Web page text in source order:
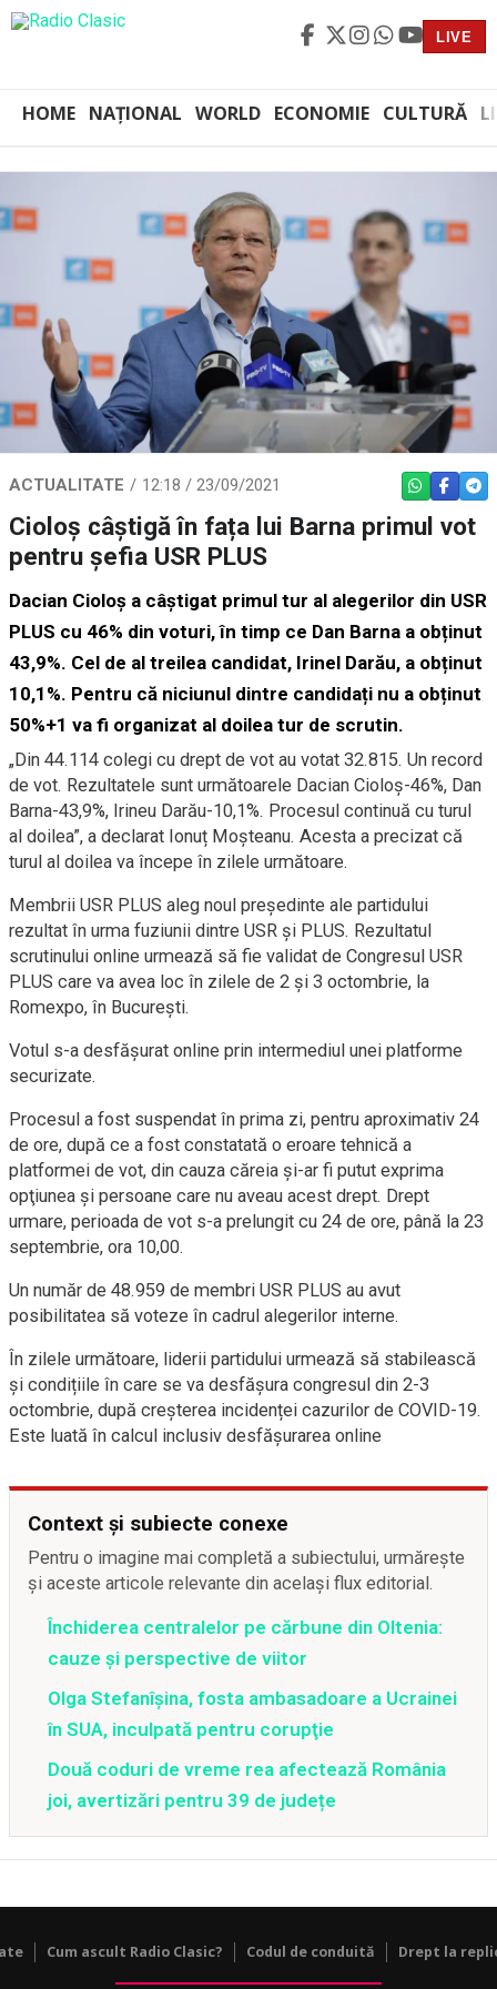
LIVE
HOME NAȚIONAL WORLD ECONOMIE CULTURĂ
ACTUALITATE 12:18 / 23/09/2021 WHATSAPP
Cioloș câștigă în fața lui Barna primul vot
pentru șefia USR PLUS
Dacian Cioloș a câștigat primul tur al alegerilor din USR
PLUS cu 46% din voturi, în timp ce Dan Barna a obținut
43,9%. Cel de al treilea candidat, Irinel Darău, a obținut
10,1%. Pentru că niciunul dintre candidați nu a obținut
50%+1 va fi organizat al doilea tur de scrutin.
„Din 44.114 colegi cu drept de vot au votat 32.815. Un record
de vot. Rezultatele sunt următoarele Dacian Cioloș-46%, Dan
Barna-43,9%, Irineu Darău-10,1%. Procesul continuă cu turul
al doilea”, a declarat Ionuț Moșteanu. Acesta a precizat că
turul al doilea va începe în zilele următoare.
Membrii USR PLUS aleg noul preşedinte ale partidului
rezultat în urma fuziunii dintre USR şi PLUS. Rezultatul
scrutinului online urmează să fie validat de Congresul USR
PLUS care va avea loc în zilele de 2 şi 3 octombrie, la
Romexpo, în Bucureşti.
Votul s-a desfăşurat online prin intermediul unei platforme
securizate.
Procesul a fost suspendat în prima zi, pentru aproximativ 24
de ore, după ce a fost constatată o eroare tehnică a
platformei de vot, din cauza căreia şi-ar fi putut exprima
opţiunea şi persoane care nu aveau acest drept. Drept
urmare, perioada de vot s-a prelungit cu 24 de ore, până la 23
septembrie, ora 10,00.
Un număr de 48.959 de membri USR PLUS au avut
posibilitatea să voteze în cadrul alegerilor interne.
În zilele următoare, liderii partidului urmează să stabilească
și condițiile în care se va desfășura congresul din 2-3
octombrie, după creșterea incidenței cazurilor de COVID-19.
Este luată în calcul inclusiv desfășurarea online
Context și subiecte conexe
Pentru o imagine mai completă a subiectului, urmărește
și aceste articole relevante din același flux editorial.
Închiderea centralelor pe cărbune din Oltenia:
cauze și perspective de viitor
Olga Stefanîşina, fosta ambasadoare a Ucrainei
în SUA, inculpată pentru corupţie
Două coduri de vreme rea afectează România
joi, avertizări pentru 39 de județe
Cum ascult Radio Clasic? Codul de conduită Drept la